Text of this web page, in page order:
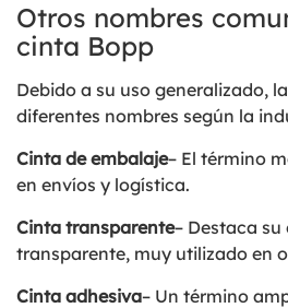
Otros nombres
cinta Bopp
Debido a su uso generalizado,
diferentes nombres según la
Cinta de embalaje– El término
en envíos y logística.
Cinta transparente– Destaca
transparente, muy utilizado en
Cinta adhesiva– Un término